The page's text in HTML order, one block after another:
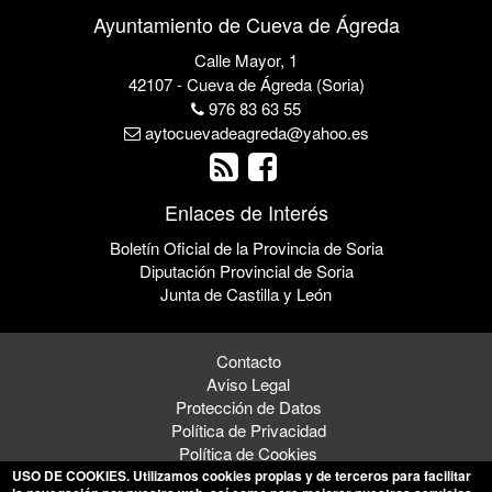
Ayuntamiento de Cueva de Ágreda
Calle Mayor, 1
42107 - Cueva de Ágreda (Soria)
976 83 63 55
aytocuevadeagreda@yahoo.es
Enlaces de Interés
Boletín Oficial de la Provincia de Soria
Diputación Provincial de Soria
Junta de Castilla y León
Contacto
Aviso Legal
Protección de Datos
Política de Privacidad
Política de Cookies
USO DE COOKIES. Utilizamos cookies propias y de terceros para facilitar